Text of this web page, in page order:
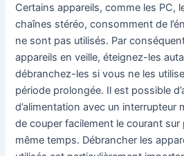
Certains appareils, comme les PC,
chaînes stéréo, consomment de
ne sont pas utilisés. Par
appareils en veille, éteignez-les
débranchez-les si vous ne les
période prolongée. Il est possible
d’alimentation avec un interrupteur
de couper facilement le courant sur
même temps. Débrancher les